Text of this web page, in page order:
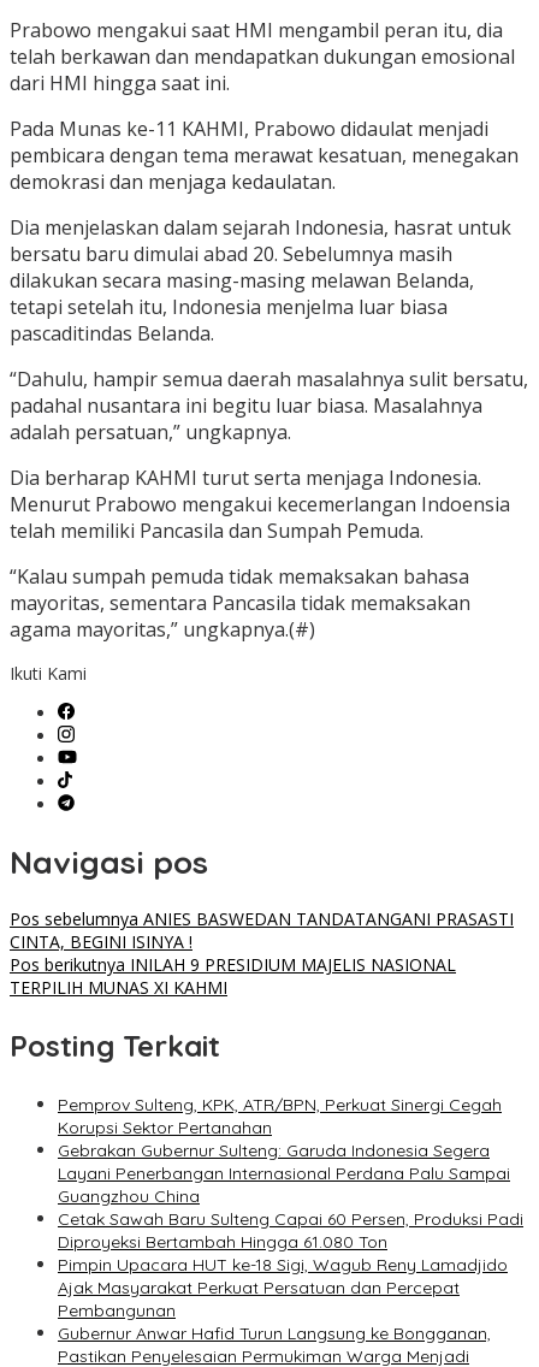
Prabowo mengakui saat HMI mengambil peran itu, dia
telah berkawan dan mendapatkan dukungan emosional
dari HMI hingga saat ini.
Pada Munas ke-11 KAHMI, Prabowo didaulat menjadi
pembicara dengan tema merawat kesatuan, menegakan
demokrasi dan menjaga kedaulatan.
Dia menjelaskan dalam sejarah Indonesia, hasrat untuk
bersatu baru dimulai abad 20. Sebelumnya masih
dilakukan secara masing-masing melawan Belanda,
tetapi setelah itu, Indonesia menjelma luar biasa
pascaditindas Belanda.
“Dahulu, hampir semua daerah masalahnya sulit bersatu,
padahal nusantara ini begitu luar biasa. Masalahnya
adalah persatuan,” ungkapnya.
Dia berharap KAHMI turut serta menjaga Indonesia.
Menurut Prabowo mengakui kecemerlangan Indoensia
telah memiliki Pancasila dan Sumpah Pemuda.
“Kalau sumpah pemuda tidak memaksakan bahasa
mayoritas, sementara Pancasila tidak memaksakan
agama mayoritas,” ungkapnya.(#)
Ikuti Kami
Navigasi pos
Pos sebelumnya ANIES BASWEDAN TANDATANGANI PRASASTI
CINTA, BEGINI ISINYA !
Pos berikutnya INILAH 9 PRESIDIUM MAJELIS NASIONAL
TERPILIH MUNAS XI KAHMI
Posting Terkait
Pemprov Sulteng, KPK, ATR/BPN, Perkuat Sinergi Cegah
Korupsi Sektor Pertanahan
Gebrakan Gubernur Sulteng: Garuda Indonesia Segera
Layani Penerbangan Internasional Perdana Palu Sampai
Guangzhou China
Cetak Sawah Baru Sulteng Capai 60 Persen, Produksi Padi
Diproyeksi Bertambah Hingga 61.080 Ton
Pimpin Upacara HUT ke-18 Sigi, Wagub Reny Lamadjido
Ajak Masyarakat Perkuat Persatuan dan Percepat
Pembangunan
Gubernur Anwar Hafid Turun Langsung ke Bongganan,
Pastikan Penyelesaian Permukiman Warga Menjadi